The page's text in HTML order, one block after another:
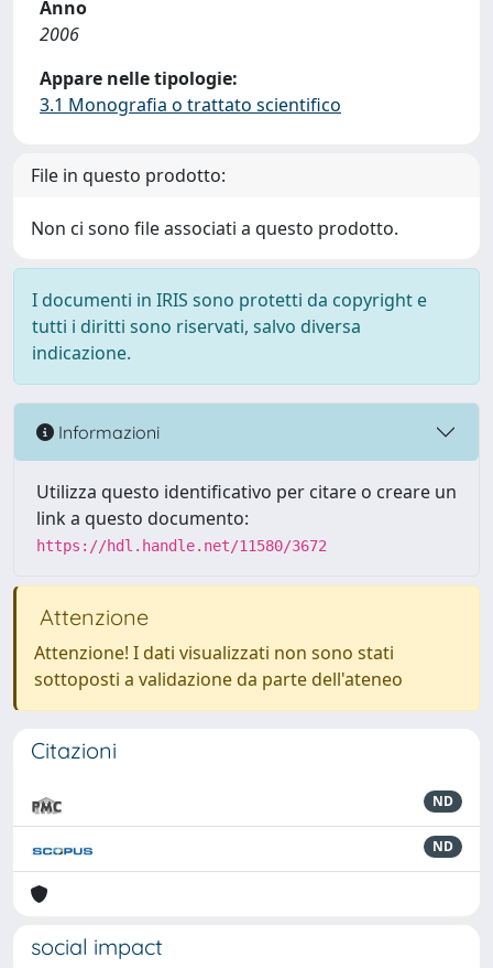
Anno
2006
Appare nelle tipologie:
3.1 Monografia o trattato scientifico
File in questo prodotto:
Non ci sono file associati a questo prodotto.
I documenti in IRIS sono protetti da copyright e
tutti i diritti sono riservati, salvo diversa
indicazione.
Informazioni
Utilizza questo identificativo per citare o creare un
link a questo documento:
https://hdl.handle.net/11580/3672
Attenzione
Attenzione! I dati visualizzati non sono stati
sottoposti a validazione da parte dell'ateneo
Citazioni
ND
ND
social impact